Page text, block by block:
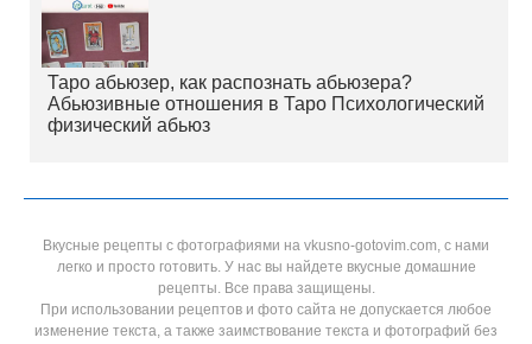
Таро абьюзер, как распознать абьюзера?
Абьюзивные отношения в Таро Психологический
физический абьюз
Вкусные рецепты с фотографиями на vkusno-gotovim.com, с нами
легко и просто готовить. У нас вы найдете вкусные домашние
рецепты. Все права защищены.
При использовании рецептов и фото сайта не допускается любое
изменение текста, а также заимствование текста и фотографий без